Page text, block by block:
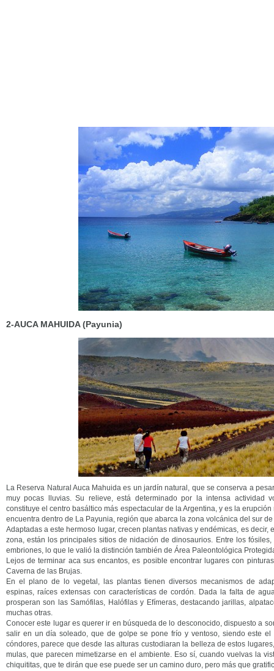
2-AUCA MAHUIDA (Payunia)
La Reserva Natural Auca Mahuida es un jardín natural, que se conserva a
muy pocas lluvias. Su relieve, está determinado por la intensa actividad
constituye el centro basáltico más espectacular de la Argentina, y es la
encuentra dentro de La Payunia, región que abarca la zona volcánica del sur
Adaptadas a este hermoso lugar, crecen plantas nativas y endémicas, es decir,
zona, están los principales sitios de nidación de dinosaurios. Entre los
embriones, lo que le valió la distinción también de Área Paleontológica
Lejos de terminar aca sus encantos, es posible encontrar lugares con
Caverna de las Brujas.
En el plano de lo vegetal, las plantas tienen diversos mecanismos de
espinas, raíces extensas con características de cordón. Dada la falta de
prosperan son las Samófilas, Halófilas y Efímeras, destacando jarillas,
muchas otras.
Conocer este lugar es querer ir en búsqueda de lo desconocido, dispuesto a
salir en un día soleado, que de golpe se pone frío y ventoso, siendo este
cóndores, parece que desde las alturas custodiaran la belleza de estos
mulas, que parecen mimetizarse en el ambiente. Eso sí, cuando vuelvas la
chiquititas, que te dirán que ese puede ser un camino duro, pero más que